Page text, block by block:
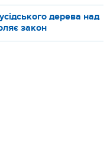
дерева над
закон